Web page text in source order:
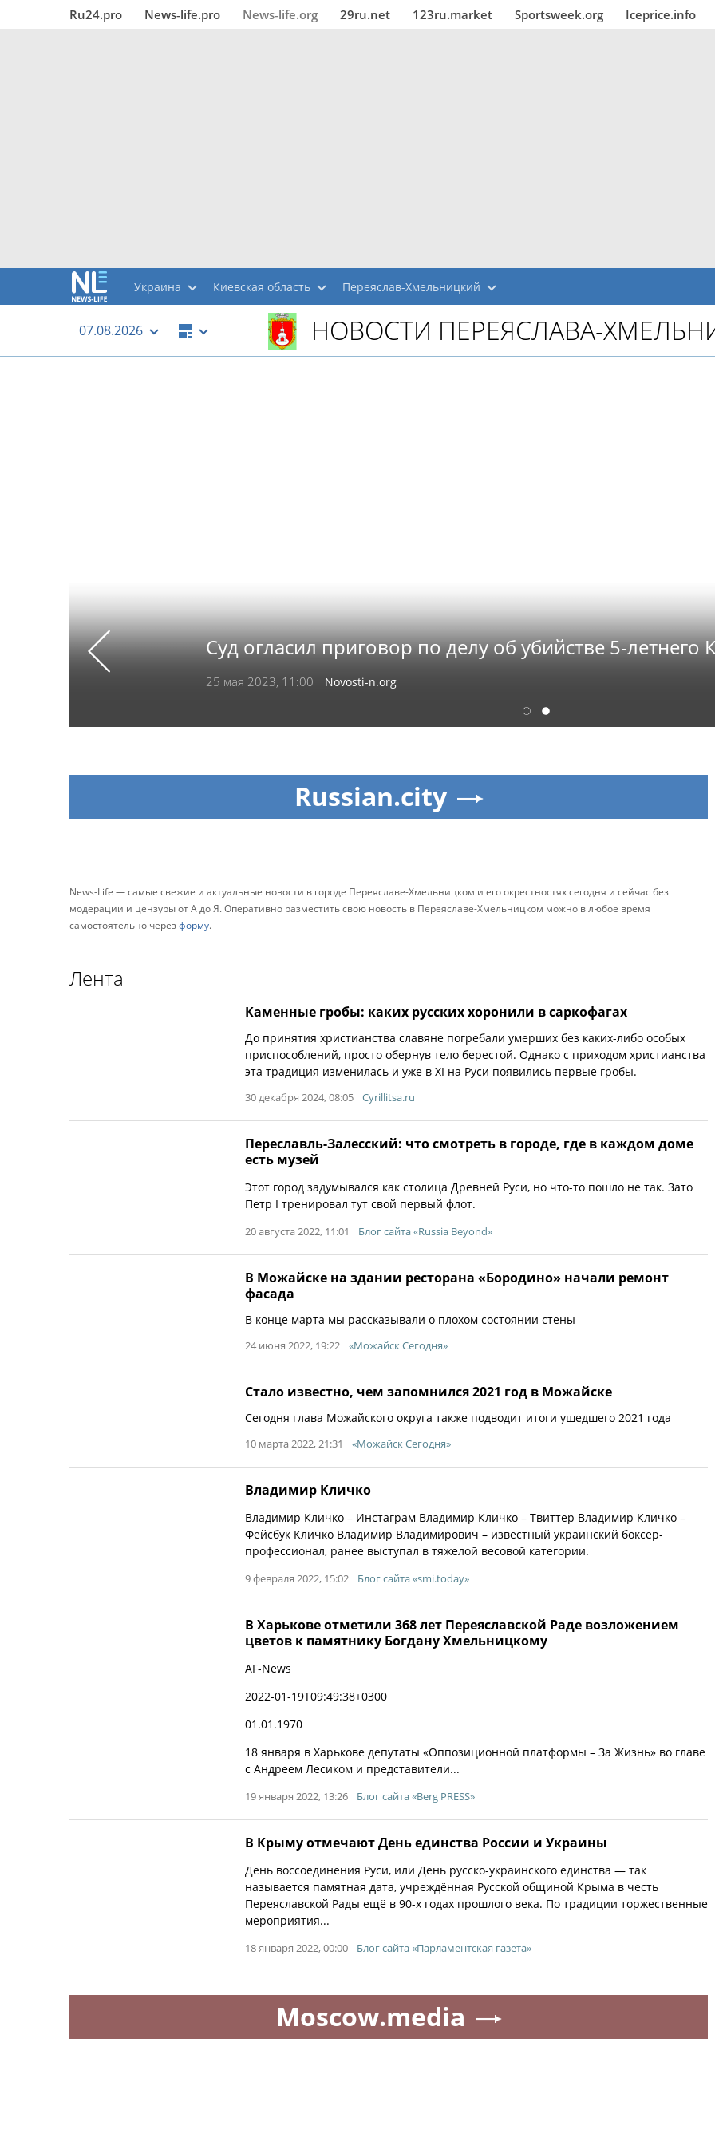
Ru24.pro News‑life.pro News‑life.org 29ru.net 123ru.market Sportsweek.org Iceprice.info
Украина Киевская область Переяслав-Хмельницкий
07.08.2026 НОВОСТИ ПЕРЕЯСЛАВА-
Previous Суд огласил приговор по делу об убийстве 5-летнего
25 мая 2023, 11:00 Novosti-n.org
1 2
Russian.city
News-Life — самые свежие и актуальные новости в городе Переяславе-Хмельницком и его окрестностях сегодня и сейчас без
модерации и цензуры от А до Я. Оперативно разместить свою новость в Переяславе-Хмельницком можно в любое время
самостоятельно черезформу.
Лента
Каменные гробы: каких русских хоронили в саркофагах
До принятия христианства славяне погребали умерших без каких-либо особых
приспособлений, просто обернув тело берестой. Однако с приходом христианства
эта традиция изменилась и уже в XI на Руси появились первые гробы.
30 декабря 2024, 08:05 Cyrillitsa.ru
Переславль-Залесский: что смотреть в городе, где в каждом доме
есть музей
Этот город задумывался как столица Древней Руси, но что-то пошло не так. Зато
Петр I тренировал тут свой первый флот.
20 августа 2022, 11:01 Блог сайта «Russia Beyond»
В Можайске на здании ресторана «Бородино» начали ремонт
фасада
В конце марта мы рассказывали о плохом состоянии стены
24 июня 2022, 19:22 «Можайск Сегодня»
Стало известно, чем запомнился 2021 год в Можайске
Сегодня глава Можайского округа также подводит итоги ушедшего 2021 года
10 марта 2022, 21:31 «Можайск Сегодня»
Владимир Кличко
Владимир Кличко – Инстаграм Владимир Кличко – Твиттер Владимир Кличко –
Фейсбук Кличко Владимир Владимирович – известный украинский боксер-
профессионал, ранее выступал в тяжелой весовой категории.
9 февраля 2022, 15:02 Блог сайта «smi.today»
В Харькове отметили 368 лет Переяславской Раде возложением
цветов к памятнику Богдану Хмельницкому
AF-News
2022-01-19T09:49:38+0300
01.01.1970
18 января в Харькове депутаты «Оппозиционной платформы – За Жизнь» во главе
с Андреем Лесиком и представители...
19 января 2022, 13:26 Блог сайта «Berg PRESS»
В Крыму отмечают День единства России и Украины
День воссоединения Руси, или День русско-украинского единства — так
называется памятная дата, учреждённая Русской общиной Крыма в честь
Переяславской Рады ещё в 90-х годах прошлого века. По традиции торжественные
мероприятия...
18 января 2022, 00:00 Блог сайта «Парламентская газета»
Moscow.media